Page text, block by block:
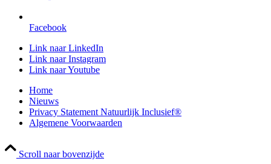
Facebook
Link naar LinkedIn
Link naar Instagram
Link naar Youtube
Home
Nieuws
Privacy Statement Natuurlijk Inclusief®
Algemene Voorwaarden
Scroll naar bovenzijde